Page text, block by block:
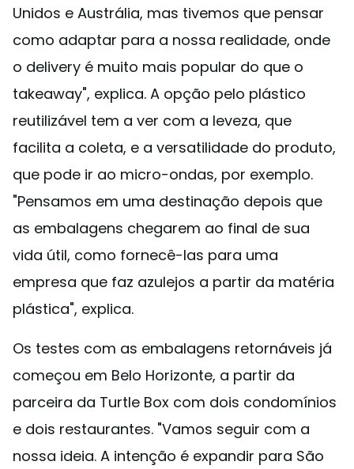
Unidos e Austrália, mas tivemos que pensar
como adaptar para a nossa realidade, onde
o delivery é muito mais popular do que o
takeaway", explica. A opção pelo plástico
reutilizável tem a ver com a leveza, que
facilita a coleta, e a versatilidade do produto,
que pode ir ao micro-ondas, por exemplo.
"Pensamos em uma destinação depois que
as embalagens chegarem ao final de sua
vida útil, como fornecê-las para uma
empresa que faz azulejos a partir da matéria
plástica", explica.
Os testes com as embalagens retornáveis já
começou em Belo Horizonte, a partir da
parceira da Turtle Box com dois condomínios
e dois restaurantes. "Vamos seguir com a
nossa ideia. A intenção é expandir para São